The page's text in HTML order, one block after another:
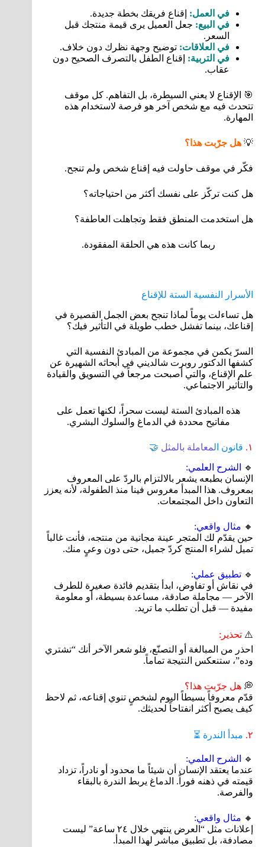
في العمل: إقناع فريقك بخطة جديدة.
في البيع: جعل العميل يرى قيمة منتجك قبل
السعر.
في العلاقات: توضيح وجهة نظرك دون خلاف.
في التربية: إقناع الطفل بالتصرف الصحيح دون
عقاب.
🎯 الإقناع لا يعني السيطرة، بل التفاهم. كل موقف
تتحدث فيه مع شخص آخر هو فرصة لاستخدام هذه
المهارة.
💡 هل جرّبت هذا؟
فكّر في موقف حاولت فيه إقناع شخص ولم تنجح.
هل كنت تركّز على نفسك أكثر من احتياجاته؟
هل استخدمت المنطق فقط وتجاهلت العاطفة؟
ربما كانت هذه هي الحلقة المفقودة.
الأسرار النفسية الستة للإقناع
هل تساءلت يوماً لماذا تنجح بعض الجمل القصيرة في
إقناعك، بينما تفشل خطب طويلة في التأثير فيك؟
السرّ يكمن في مجموعة من المبادئ النفسية التي
كشفها الدكتور روبرت شالديني في أبحاثه الشهيرة عن
علم الإقناع، والتي أصبحت مرجعاً في التسويق والقيادة
والتأثير الاجتماعي.
هذه المبادئ الستة ليست سحراً، لكنها تعمل على
مفاتيح محددة في الدماغ والسلوك البشري.
١. قانون المعاملة بالمثل 🤝
🔹
الشرح العلمي:
الإنسان بطبعه يشعر بالالتزام بالردّ على المعروف
بمعروف. هذا المبدأ مغروس فينا منذ الطفولة، لأنه يعزز
التعاون داخل المجتمعات.
🔸 مثال واقعي:
حين يقدّم لك المتجر عينة مجانية من منتجه، فأنت غالباً
تميل لشراء المنتج كردّ جميل، حتى دون وعيٍ منك.
🔹 تطبيق عملي:
في نقاش أو تفاوض، ابدأ بتقديم فائدة صغيرة للطرف
الآخر — مجاملة صادقة، مساعدة بسيطة، أو معلومة
مفيدة — قبل أن تطلب ما تريد.
⚠️ تحذير:
احذر من المبالغة أو التصنّع، فلو شعر الآخر أنك “تشتري
وده”، ستنعكس النتيجة تماماً.
💭 هل جرّبت هذا؟
قدّم معروفاً بسيطاً اليوم لشخصٍ تنوي إقناعه، ثم لاحظ
كيف يصبح أكثر انفتاحاً لحديثك.
٢. مبدأ الندرة ⏳
🔹
الشرح العلمي:
عندما يعتقد الإنسان أن شيئاً ما محدود أو نادراً، تزداد
قيمته في ذهنه فوراً. الدماغ يربط الندرة بالبقاء
والفرصة.
🔸 مثال واقعي:
إعلانات مثل “العرض ينتهي خلال ٢٤ ساعة” ليست
مصادفة، بل تطبيق مباشر لهذا المبدأ.